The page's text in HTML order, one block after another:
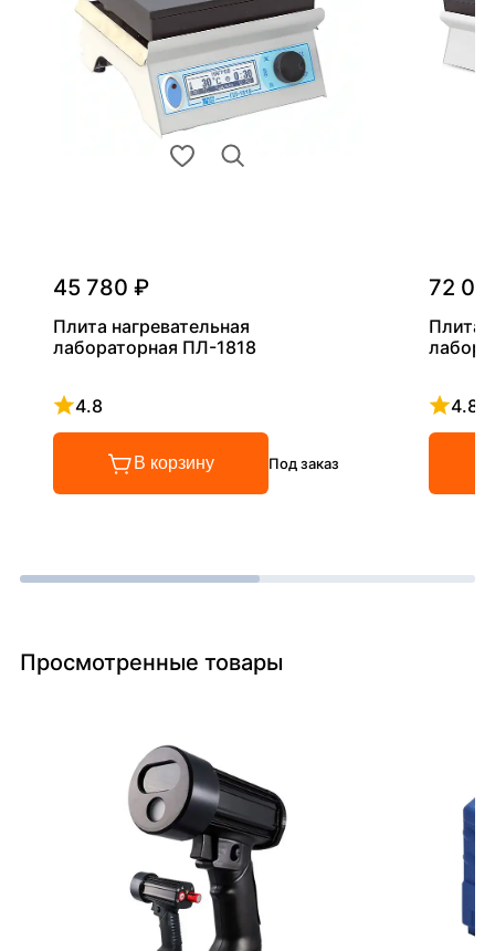
45 780 ₽
Плита нагревательная
лабораторная ПЛ-1818
4.8
Рейтинг 4.8 из 5
В корзину Под заказ
72
Плита
4.8
Просмотренные товары